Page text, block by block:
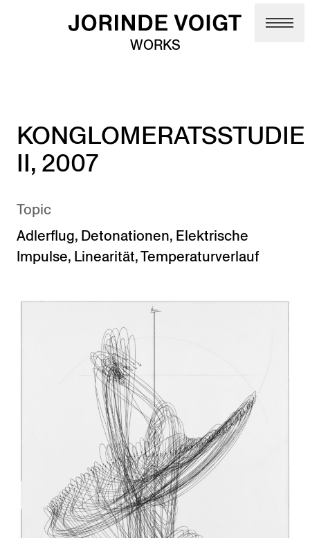
Skip to main content
WORKS
KONGLOMERATSSTUDIE
II, 2007
Topic
Adlerflug, Detonationen, Elektrische
Impulse, Linearität,Temperaturverlauf